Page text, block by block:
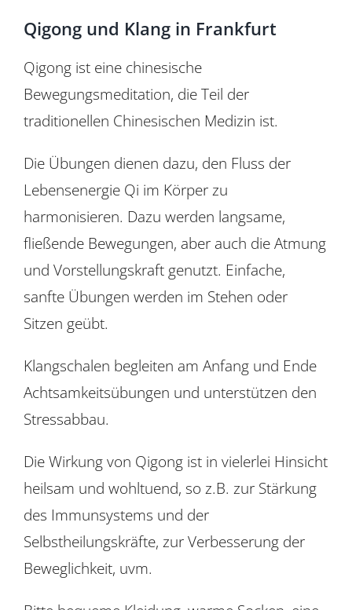
Für Mitglieder
Über uns
EUTB®
Qigong und Klang in Frankfurt
Qigong ist eine chinesische
Bewegungsmeditation, die Teil der
traditionellen Chinesischen Medizin ist.
Die Übungen dienen dazu, den Fluss der
Lebensenergie Qi im Körper zu
harmonisieren. Dazu werden langsame,
fließende Bewegungen, aber auch die Atmung
und Vorstellungskraft genutzt. Einfache,
sanfte Übungen werden im Stehen oder
Sitzen geübt.
Klangschalen begleiten am Anfang und Ende
Achtsamkeitsübungen und unterstützen den
Stressabbau.
Die Wirkung von Qigong ist in vielerlei Hinsicht
heilsam und wohltuend, so z.B. zur Stärkung
des Immunsystems und der
Selbstheilungskräfte, zur Verbesserung der
Beweglichkeit, uvm.